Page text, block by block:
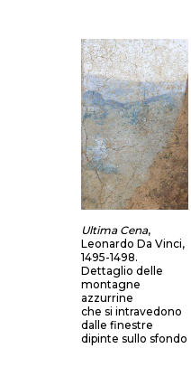
Ultima Cena,
Leonardo Da Vinci,
1495-1498.
Dettaglio delle
montagne
azzurrine
che si intravedono
dalle finestre
dipinte sullo sfondo